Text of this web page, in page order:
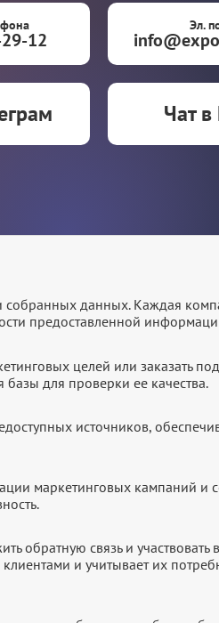
12
Эл.
Чат
собранных данных. Каждая
предоставленной
целей или заказать
для проверки ее качества.
источников,
маркетинговых кампаний и
обратную связь и участвовать
и учитывает их